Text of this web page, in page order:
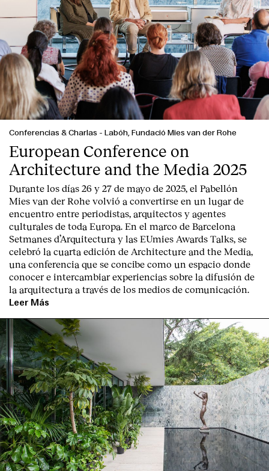
Conferencias & Charlas - Labóh, Fundació Mies van der Rohe
European Conference on
Architecture and the Media 2025
Durante los días 26 y 27 de mayo de 2025, el Pabellón
Mies van der Rohe volvió a convertirse en un lugar de
encuentro entre periodistas, arquitectos y agentes
culturales de toda Europa. En el marco de Barcelona
Setmanes d’Arquitectura y las EUmies Awards Talks, se
celebró la cuarta edición de Architecture and the Media,
una conferencia que se concibe como un espacio donde
conocer e intercambiar experiencias sobre la difusión de
la arquitectura a través de los medios de comunicación.
Leer Más